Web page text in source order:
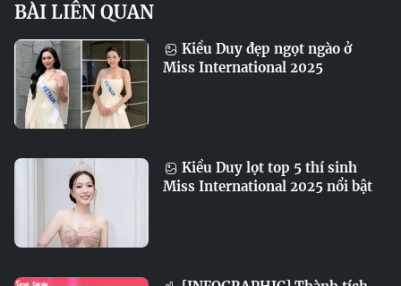
BÀI LIÊN QUAN
Kiều Duy đẹp ngọt ngào ở
Miss International 2025
Kiều Duy lọt top 5 thí sinh
Miss International 2025 nổi bật